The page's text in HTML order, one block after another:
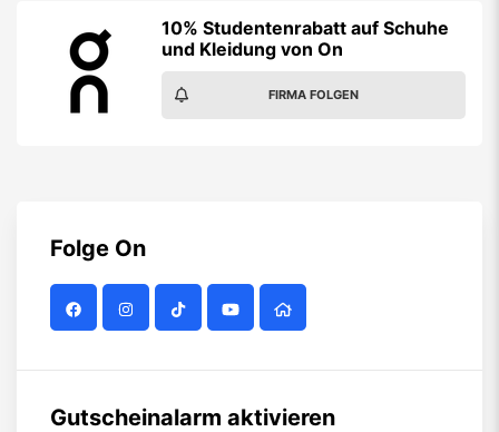
10% Studentenrabatt auf Schuhe
und Kleidung von On
FIRMA FOLGEN
Folge On
Gutscheinalarm aktivieren